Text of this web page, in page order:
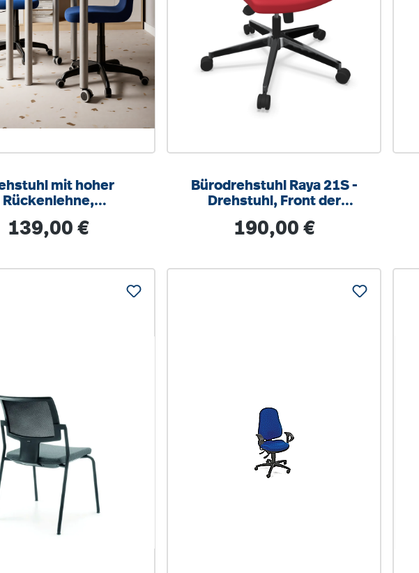
mit hoher
Rückenlehne,
ergonomische
Regulärer Preis:
139,00 €
Bürodrehstuhl Raya 21S -
Drehstuhl, Front der
hinten Kunststoff
Regulärer Preis:
190,00 €